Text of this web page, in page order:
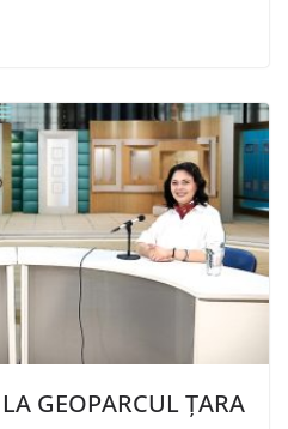
GEOPARCUL ȚARA